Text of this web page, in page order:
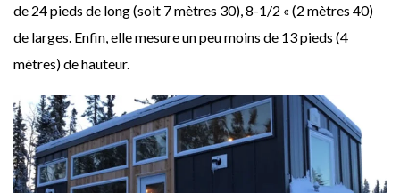
de 24 pieds de long (soit 7 mètres 30), 8-1/2 « (2 mètres 40)
de larges. Enfin, elle mesure un peu moins de 13 pieds (4
mètres) de hauteur.